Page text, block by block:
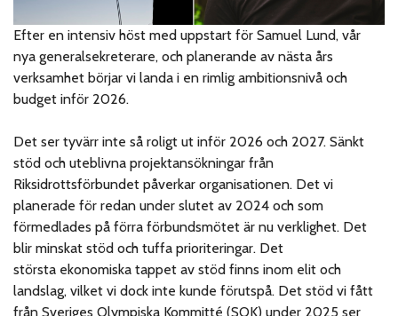
Efter en intensiv höst med uppstart för Samuel Lund, vår
nya generalsekreterare, och planerande av nästa års
verksamhet börjar vi landa i en rimlig ambitionsnivå och
budget inför 2026.
Det ser tyvärr inte så roligt ut inför 2026 och 2027. Sänkt
stöd och uteblivna projektansökningar från
Riksidrottsförbundet påverkar organisationen. Det vi
planerade för redan under slutet av 2024 och som
förmedlades på förra förbundsmötet är nu verklighet. Det
blir minskat stöd och tuffa prioriteringar. Det
största ekonomiska tappet av stöd finns inom elit och
landslag, vilket vi dock inte kunde förutspå. Det stöd vi fått
från Sveriges Olympiska Kommitté (SOK) under 2025 ser